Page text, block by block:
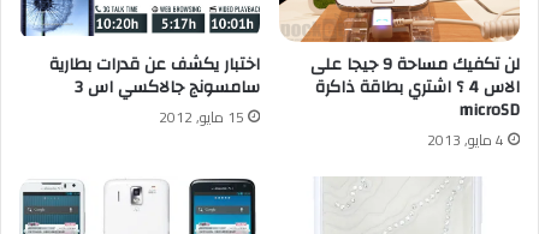
لن تكفيك مساحة 9 جيجا على
الاس 4 ؟ اشتري بطاقة ذاكرة
microSD
4 مايو, 2013
اختبار يكشف عن قدرات بطارية
سامسونج جالاكسي اس 3
15 مايو, 2012